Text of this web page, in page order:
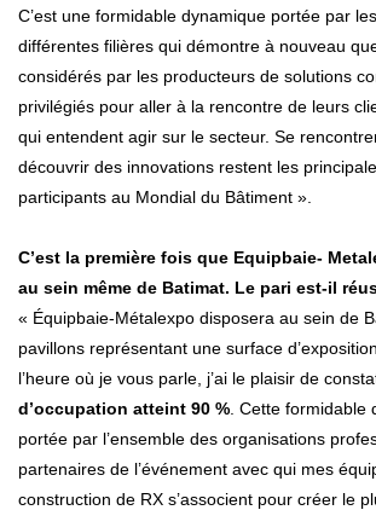
C’est une formidable dynamique portée par
différentes filières qui démontre à nouveau
considérés par les producteurs de solutions
privilégiés pour aller à la rencontre de leurs
qui entendent agir sur le secteur. Se
découvrir des innovations restent les
participants au Mondial du Bâtiment ».
C’est la première fois que Equipbaie-
au sein même de Batimat. Le pari est-il
« Équipbaie-Métalexpo disposera au sein de
pavillons représentant une surface
l’heure où je vous parle, j’ai le plaisir de
d’occupation atteint 90 % . Cette
portée par l’ensemble des organisations
partenaires de l’événement avec qui mes
construction de RX s’associent pour créer le